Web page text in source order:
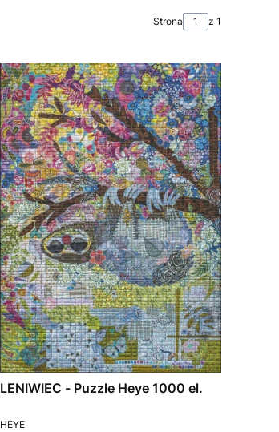
Strona z 1
LENIWIEC - Puzzle Heye 1000 el.
PRODUCENT
HEYE